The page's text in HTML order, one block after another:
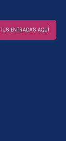
TUS ENTRADAS AQUÍ